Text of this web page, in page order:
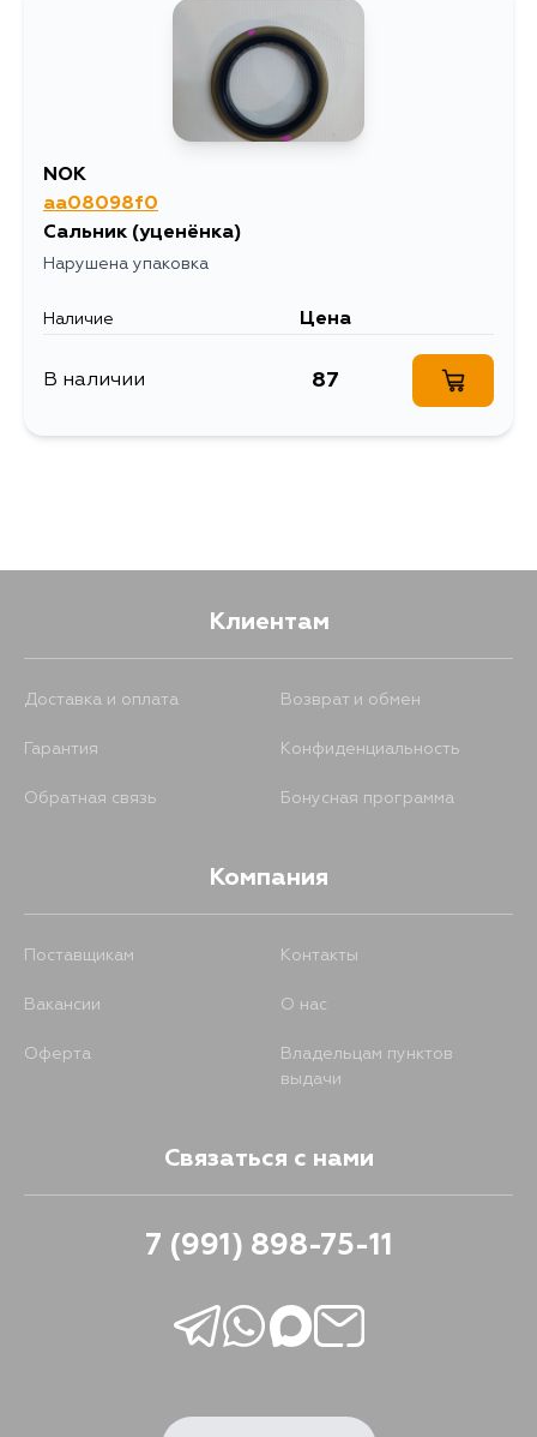
NOK
aa08098f0
Сальник (уценёнка)
Нарушена упаковка
Наличие Цена
В наличии 87
Клиентам
Доставка и оплата Возврат и обмен
Гарантия Конфиденциальность
Обратная связь Бонусная программа
Компания
Поставщикам Контакты
Вакансии О нас
Оферта
Владельцам пунктов
выдачи
Связаться с нами
7 (991) 898-75-11